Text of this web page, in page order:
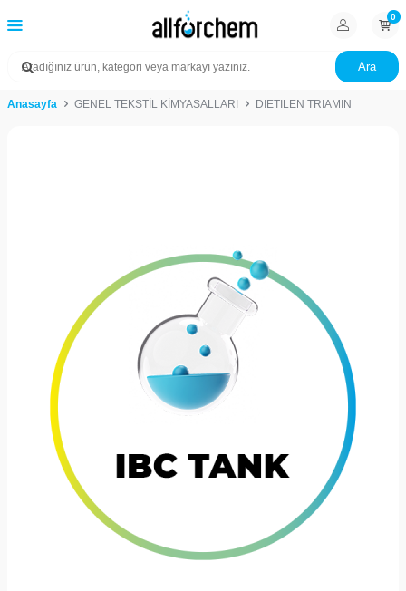
Ara
0
Anasayfa GENEL TEKSTİL KİMYASALLARI DIETILEN TRIAMIN